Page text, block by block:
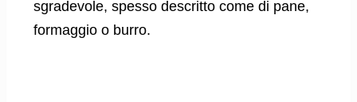
sgradevole, spesso descritto come di pane,
formaggio o burro.